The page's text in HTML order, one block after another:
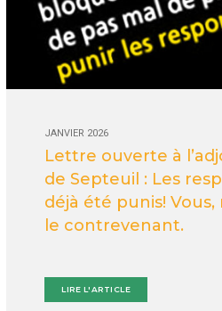
JANVIER 2026
Lettre ouverte à
de Septeuil : Les
déjà été punis!
le contrevenant.
LIRE L'ARTICLE